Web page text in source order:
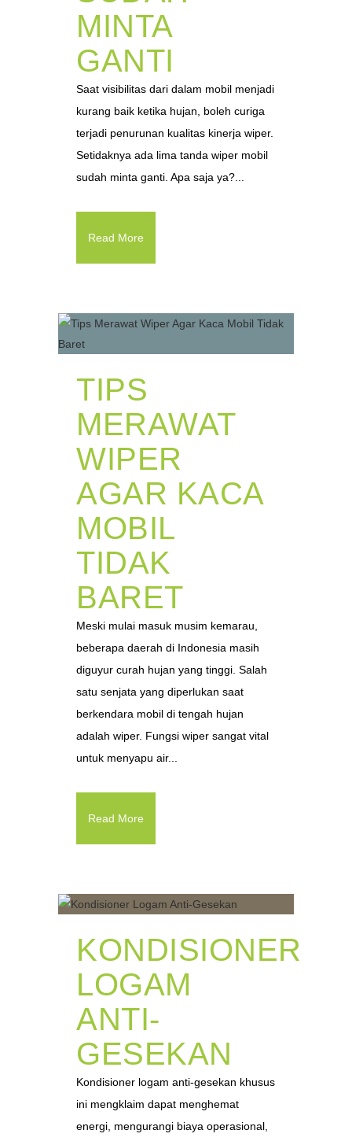
MINTA
GANTI
Saat visibilitas dari dalam mobil menjadi
kurang baik ketika hujan, boleh curiga
terjadi penurunan kualitas kinerja wiper.
Setidaknya ada lima tanda wiper mobil
sudah minta ganti. Apa saja ya?...
Read More
TIPS
MERAWAT
WIPER
AGAR KACA
MOBIL
TIDAK
BARET
Meski mulai masuk musim kemarau,
beberapa daerah di Indonesia masih
diguyur curah hujan yang tinggi. Salah
satu senjata yang diperlukan saat
berkendara mobil di tengah hujan
adalah wiper. Fungsi wiper sangat vital
untuk menyapu air...
Read More
KONDISIONER
LOGAM
ANTI-
GESEKAN
Kondisioner logam anti-gesekan khusus
ini mengklaim dapat menghemat
energi, mengurangi biaya operasional,